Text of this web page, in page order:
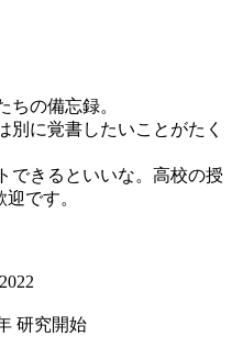
ちの備忘録。
別に覚書したいことがたく
できるといいな。高校の授
です。
研究開始